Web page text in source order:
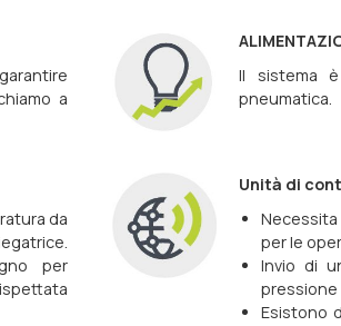
a
Il sistema
pneumatica.
da
per
Unità di
per le
Invio di
pressione
Esistono